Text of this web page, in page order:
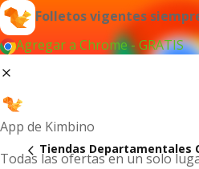
Folletos vigentes
Agregar a Chrome - GRATIS
App de Kimbino
Todas las ofertas en un solo
Tiendas Departamentales